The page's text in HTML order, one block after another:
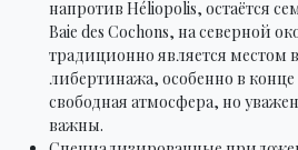
напротив Héliopolis, остаётся
Baie des Cochons, на северной
традиционно является местом
либертинажа, особенно в
свободная атмосфера, но
важны.